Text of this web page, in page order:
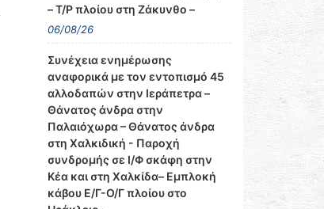
– Τ/Ρ πλοίου στη Ζάκυνθο –
06/08/26
Συνέχεια ενημέρωσης
αναφορικά με τον εντοπισμό 45
αλλοδαπών στην Ιεράπετρα –
Θάνατος άνδρα στην
Παλαιόχωρα – Θάνατος άνδρα
στη Χαλκιδική - Παροχή
συνδρομής σε Ι/Φ σκάφη στην
Κέα και στη Χαλκίδα– Εμπλοκή
κάβου Ε/Γ-Ο/Γ πλοίου στο